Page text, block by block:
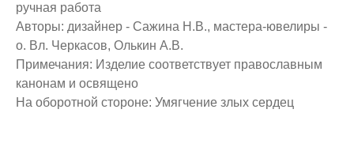
ручная работа
Авторы: дизайнер - Сажина Н.В., мастера-ювелиры -
о. Вл. Черкасов, Олькин А.В.
Примечания: Изделие соответствует православным
канонам и освящено
На оборотной стороне: Умягчение злых сердец